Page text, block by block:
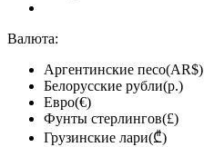
Валюта:
Аргентинские песо(AR$)
Белорусские рубли(р.)
Евро(€)
Фунты стерлингов(£)
Грузинские лари(₾)